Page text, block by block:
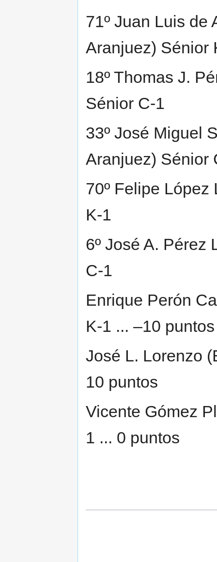
71º Juan Luis de
Aranjuez) Sénior
18º Thomas J.
Sénior C-1
33º José Miguel
Aranjuez) Sénior
70º Felipe López
K-1
6º José A. Pérez
C-1
Enrique Perón
K-1 ... –10 puntos
José L. Lorenzo
10 puntos
Vicente Gómez
1 ... 0 puntos